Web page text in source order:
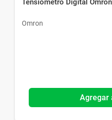
Tensiómetro Digital
Omron
Agregar